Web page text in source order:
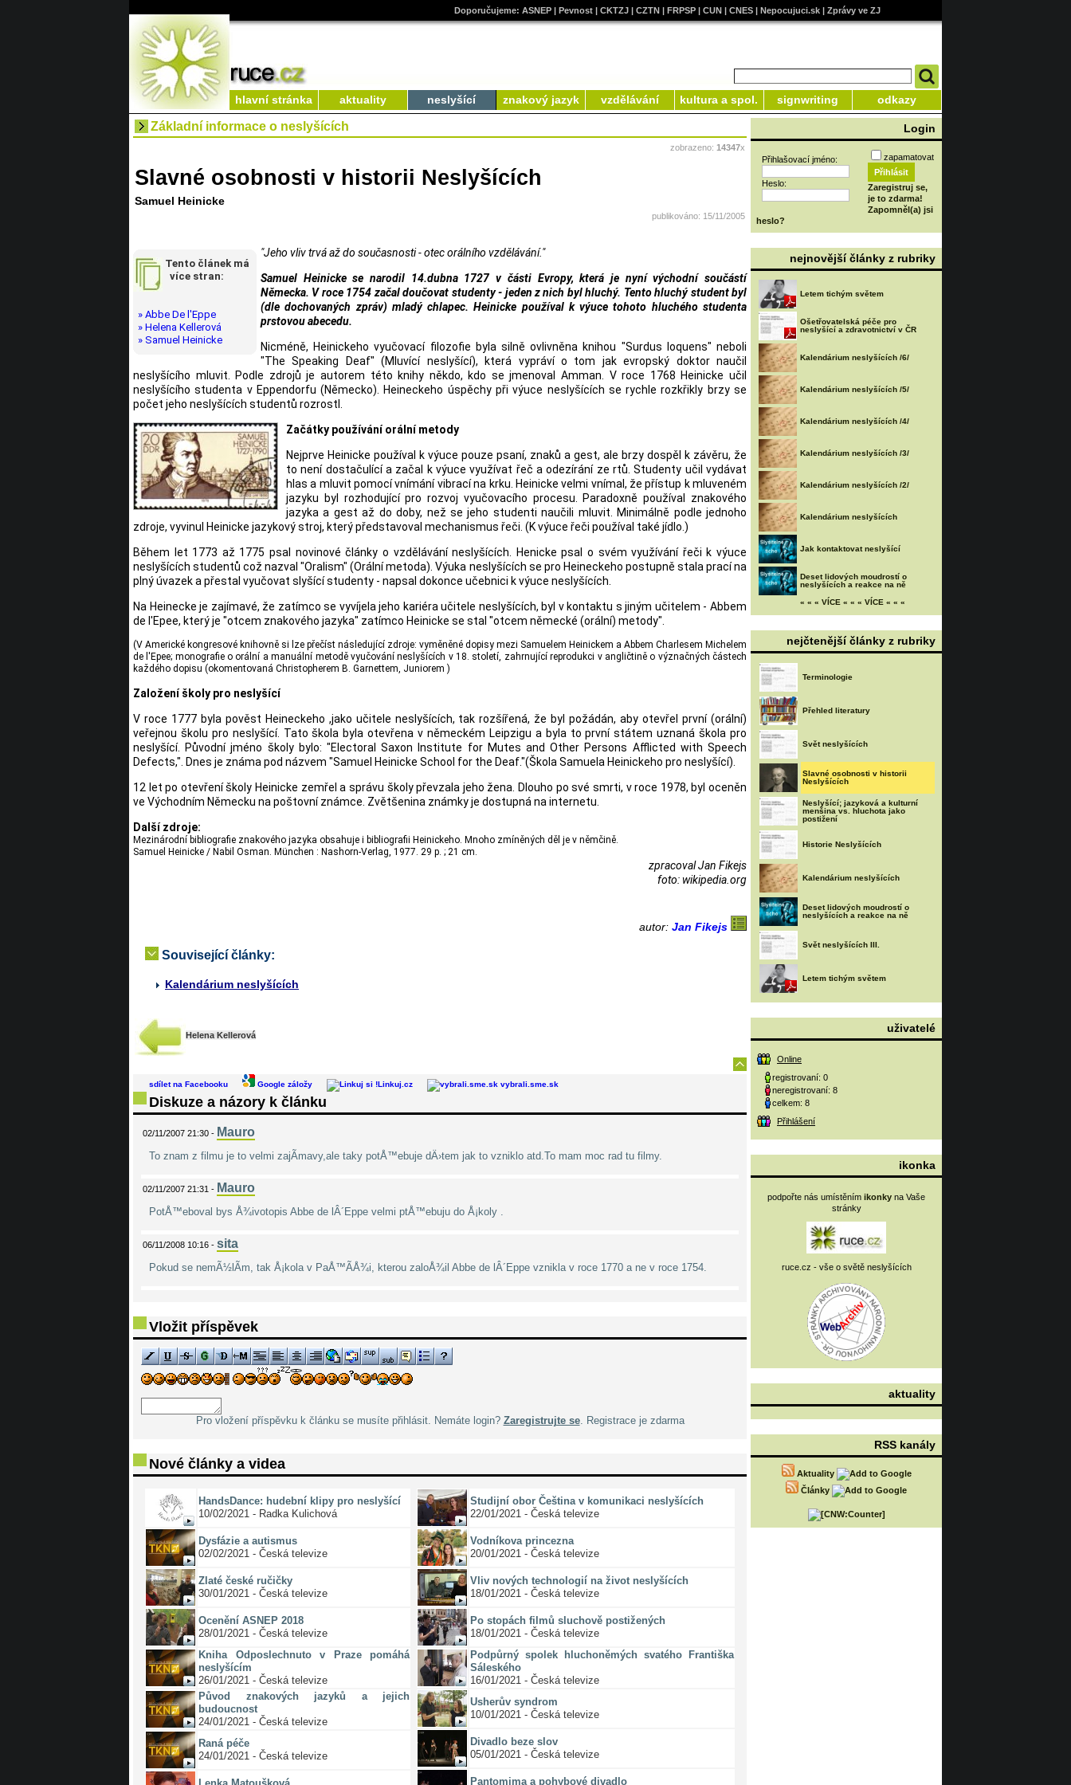
Doporučujeme: ASNEP| Pevnost| CKTZJ| CZTN| FRPSP| CUN| CNES| Nepocujuci.sk| Zprávy ve ZJ
hlavní stránka aktuality neslyšící znakový jazyk vzdělávání kultura a spol. signwriting odkazy
Základní informace o neslyšících
zobrazeno: 14347x
Slavné osobnosti v historii Neslyšících
Samuel Heinicke
publikováno: 15/11/2005
Tento článek má
více stran:
» Abbe De l'Eppe
» Helena Kellerová
» Samuel Heinicke
"Jeho vliv trvá až do současnosti - otec orálního vzdělávání."
Samuel Heinicke se narodil 14.dubna 1727 v části Evropy, která je nyní východní součástí
Německa. V roce 1754 začal doučovat studenty - jeden z nich byl hluchý. Tento hluchý student byl
(dle dochovaných zpráv) mladý chlapec. Heinicke používal k výuce tohoto hluchého studenta
prstovou abecedu.
Nicméně, Heinickeho vyučovací filozofie byla silně ovlivněna knihou "Surdus loquens" neboli
"The Speaking Deaf" (Mluvící neslyšící), která vypráví o tom jak evropský doktor naučil
neslyšícího mluvit. Podle zdrojů je autorem této knihy někdo, kdo se jmenoval Amman. V roce 1768 Heinicke učil
neslyšícího studenta v Eppendorfu (Německo). Heineckeho úspěchy při výuce neslyšících se rychle rozkřikly brzy se
počet jeho neslyšících studentů rozrostl.
Začátky používání orální metody
Nejprve Heinicke používal k výuce pouze psaní, znaků a gest, ale brzy dospěl k závěru, že
to není dostačulící a začal k výuce využívat řeč a odezírání ze rtů. Studenty učil vydávat
hlas a mluvit pomocí vnímání vibrací na krku. Heinicke velmi vnímal, že přístup k mluveném
jazyku byl rozhodující pro rozvoj vyučovacího procesu. Paradoxně používal znakového
jazyka a gest až do doby, než se jeho studenti naučili mluvit. Minimálně podle jednoho
zdroje, vyvinul Heinicke jazykový stroj, který představoval mechanismus řeči. (K výuce řeči používal také jídlo.)
Během let 1773 až 1775 psal novinové články o vzdělávání neslyšících. Henicke psal o svém využívání řeči k výuce
neslyšících studentů což nazval "Oralism" (Orální metoda). Výuka neslyšících se pro Heineckeho postupně stala prací na
plný úvazek a přestal vyučovat slyšící studenty - napsal dokonce učebnici k výuce neslyšících.
Na Heinecke je zajímavé, že zatímco se vyvíjela jeho kariéra učitele neslyšících, byl v kontaktu s jiným učitelem - Abbem
de l'Epee, který je "otcem znakového jazyka" zatímco Heinicke se stal "otcem německé (orální) metody".
(V Americké kongresové knihovně si lze přečíst následující zdroje: vyměněné dopisy mezi Samuelem Heinickem a Abbem Charlesem Michelem
de l'Epee; monografie o orální a manuální metodě vyučování neslyšících v 18. století, zahrnující reprodukci v angličtině o význačných částech
každého dopisu (okomentovaná Christopherem B. Garnettem, Juniorem )
Založení školy pro neslyšící
V roce 1777 byla pověst Heineckeho ,jako učitele neslyšících, tak rozšířená, že byl požádán, aby otevřel první (orální)
veřejnou školu pro neslyšící. Tato škola byla otevřena v německém Leipzigu a byla to první státem uznaná škola pro
neslyšící. Původní jméno školy bylo: "Electoral Saxon Institute for Mutes and Other Persons Afflicted with Speech
Defects,". Dnes je známa pod názvem "Samuel Heinicke School for the Deaf."(Škola Samuela Heinickeho pro neslyšící).
12 let po otevření školy Heinicke zemřel a správu školy převzala jeho žena. Dlouho po své smrti, v roce 1978, byl oceněn
ve Východním Německu na poštovní známce. Zvětšenina známky je dostupná na internetu.
Další zdroje:
Mezinárodní bibliografie znakového jazyka obsahuje i bibliografii Heinickeho. Mnoho zmíněných děl je v němčině.
Samuel Heinicke / Nabil Osman. München : Nashorn-Verlag, 1977. 29 p. ; 21 cm.
zpracoval Jan Fikejs
foto: wikipedia.org
autor: Jan Fikejs
Související články:
Kalendárium neslyšících
Helena Kellerová
sdílet na Facebooku Google záložy Linkuj.cz vybrali.sme.sk
Diskuze a názory k článku
02/11/2007 21:30 - Mauro
To znam z filmu je to velmi zajÃ­mavy,ale taky potÅ™ebuje dÄ›tem jak to vzniklo atd.To mam moc rad tu filmy.
02/11/2007 21:31 - Mauro
PotÅ™eboval bys Å¾ivotopis Abbe de lÂ´Eppe velmi ptÅ™ebuju do Å¡koly .
06/11/2008 10:16 - sita
Pokud se nemÃ½lÃ­m, tak Å¡kola v PaÅ™Ã­Å¾i, kterou zaloÅ¾il Abbe de lÂ´Eppe vznikla v roce 1770 a ne v roce 1754.
Vložit příspěvek
Pro vložení příspěvku k článku se musíte přihlásit. Nemáte login? Zaregistrujte se. Registrace je zdarma
Nové články a videa
HandsDance: hudební klipy pro neslyšící
10/02/2021 - Radka Kulichová
Dysfázie a autismus
02/02/2021 - Česká televize
Zlaté české ručičky
30/01/2021 - Česká televize
Ocenění ASNEP 2018
28/01/2021 - Česká televize
Kniha Odposlechnuto v Praze pomáhá
neslyšícím
26/01/2021 - Česká televize
Původ znakových jazyků a jejich
budoucnost
24/01/2021 - Česká televize
Raná péče
24/01/2021 - Česká televize
Studijní obor Čeština v komunikaci neslyšících
22/01/2021 - Česká televize
Vodníkova princezna
20/01/2021 - Česká televize
Vliv nových technologií na život neslyšících
18/01/2021 - Česká televize
Po stopách filmů sluchově postižených
18/01/2021 - Česká televize
Podpůrný spolek hluchoněmých svatého Františka
Sáleského
16/01/2021 - Česká televize
Usherův syndrom
10/01/2021 - Česká televize
Divadlo beze slov
05/01/2021 - Česká televize
Pantomima a pohybové divadlo
Login
Přihlašovací jméno:
Heslo:
zapamatovat
Zaregistruj se,
je to zdarma!
Zapomněl(a) jsi
heslo?
nejnovější články z rubriky
Letem tichým světem
Ošetřovatelská péče pro
neslyšící a zdravotnictví v ČR
Kalendárium neslyšících /6/
Kalendárium neslyšících /5/
Kalendárium neslyšících /4/
Kalendárium neslyšících /3/
Kalendárium neslyšících /2/
Kalendárium neslyšících
Jak kontaktovat neslyšící
Deset lidových moudrostí o
neslyšících a reakce na ně
« « « VÍCE « « « VÍCE « « «
nejčtenější články z rubriky
Terminologie
Přehled literatury
Svět neslyšících
Slavné osobnosti v historii
Neslyšících
Neslyšící; jazyková a kulturní
menšina vs. hluchota jako
postižení
Historie Neslyšících
Kalendárium neslyšících
Deset lidových moudrostí o
neslyšících a reakce na ně
Svět neslyšících III.
Letem tichým světem
uživatelé
Online
registrovaní: 0
neregistrovaní: 8
celkem: 8
Přihlášení
ikonka
podpořte nás umístěním ikonky na Vaše
stránky
ruce.cz - vše o světě neslyšících
aktuality
RSS kanály
Aktuality
Články